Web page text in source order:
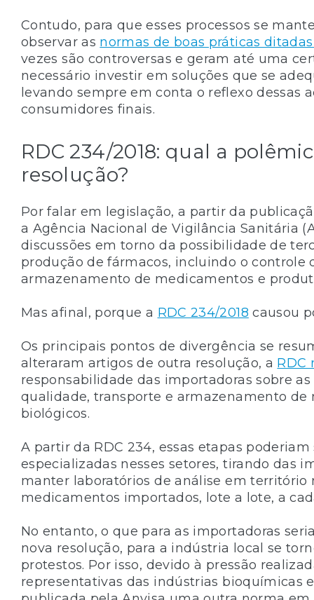
Contudo, para que esses processos se
observar as normas de boas práticas
vezes são controversas e geram até uma
necessário investir em soluções que se
levando sempre em conta o reflexo dessas
consumidores finais.
RDC 234/2018: qual a
resolução?
Por falar em legislação, a partir da
a Agência Nacional de Vigilância Sanitária
discussões em torno da possibilidade de
produção de fármacos, incluindo o controle
armazenamento de medicamentos e
Mas afinal, porque a RDC 234/2018 causou
Os principais pontos de divergência se
alteraram artigos de outra resolução, a RDC
responsabilidade das importadoras sobre
qualidade, transporte e armazenamento
biológicos.
A partir da RDC 234, essas etapas
especializadas nesses setores, tirando das
manter laboratórios de análise em território
medicamentos importados, lote a lote, a
No entanto, o que para as importadoras
nova resolução, para a indústria local se
protestos. Por isso, devido à pressão
representativas das indústrias bioquímicas